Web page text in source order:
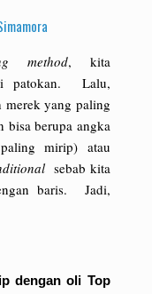
method, kita
patokan. Lalu,
merek yang paling
bisa berupa angka
mirip) atau
sebab kita
baris. Jadi,
dengan oli Top